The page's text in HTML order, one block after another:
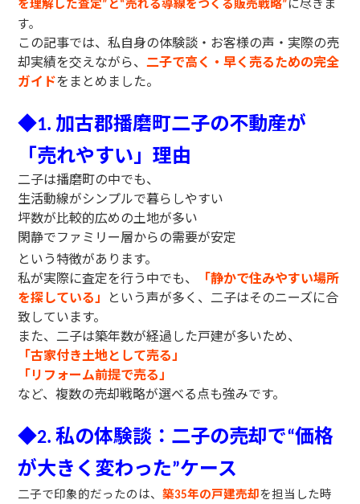
” “ ”
す。
この記事では、私自身の体験談・お客様の声・実際の売
却実績を交えながら、二子で高く・早く売るための完全
ガイドをまとめました。
◆1.加古郡播磨町二子の不動産が
「売れやすい」理由
二子は播磨町の中でも、
生活動線がシンプルで暮らしやすい
坪数が比較的広めの土地が多い
閑静でファミリー層からの需要が安定
という特徴があります。
私が実際に査定を行う中でも、
「静かで住みやすい場所
を探している」 という声が多く、二子はそのニーズに合
致しています。
また、二子は築年数が経過した戸建が多いため、
「古家付き土地として売る」
「リフォーム前提で売る」
など、複数の売却戦略が選べる点も強みです。
◆2.私の体験談：二子の売却で“価格
が大きく変わった”ケース
二子で印象的だったのは、築35年の戸建売却を担当した時